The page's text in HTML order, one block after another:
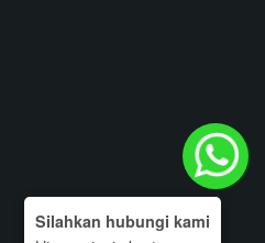
Holodeck
Silahkan hubungi kami